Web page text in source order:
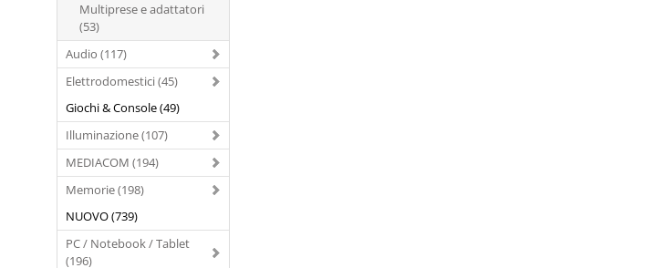
Multiprese e adattatori
(53)
Audio (117)
Elettrodomestici (45)
Giochi & Console (49)
Illuminazione (107)
MEDIACOM (194)
Memorie (198)
NUOVO (739)
PC / Notebook / Tablet
(196)